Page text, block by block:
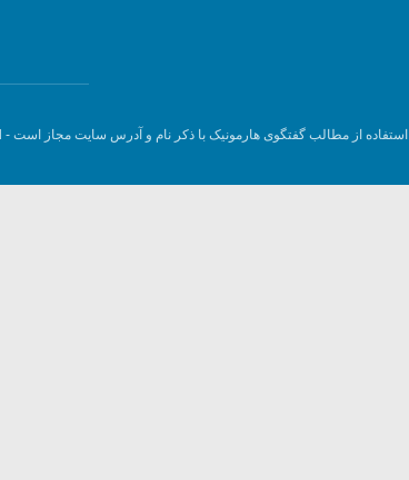
استفاده از مطالب گفتگوی هارمونیک با ذکر نام و آدرس سایت مجاز است -